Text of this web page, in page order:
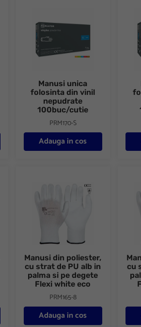
Manusi unica
folosinta din vinil
nepudrate
100buc/cutie
PRM170-S
Adauga in cos
Manusi din poliester,
cu strat de PU alb in
palma si pe degete
Flexi white eco
PRM165-8
Adauga in cos
cu